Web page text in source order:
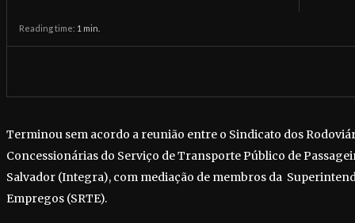
Reading time: 1 min.
Terminou sem acordo a reunião entre o Sindicato dos
Concessionárias do Serviço de Transporte Público de
Salvador (Integra), com mediação de membros da
Empregos (SRTE).